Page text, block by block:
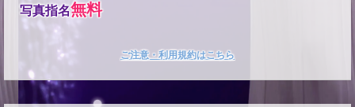
写真指名無料
ご注意・利用規約はこちら